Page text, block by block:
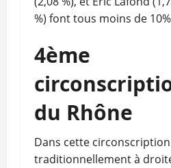
%) font tous moins de
4ème
du Rhône
Dans cette circonscription
traditionnellement à